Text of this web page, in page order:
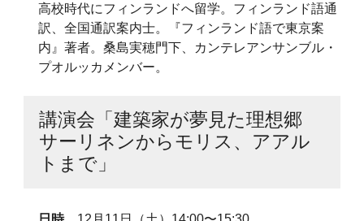
高校時代にフィンランドへ留学。フィンランド語通
訳、全国通訳案内士。『フィンランド語で東京案
内』著者。桑島実穂門下、カンテレアンサンブル・
プオルッカメンバー。
講演会「建築家が夢見た理想郷
サーリネンからモリス、アアル
トまで」